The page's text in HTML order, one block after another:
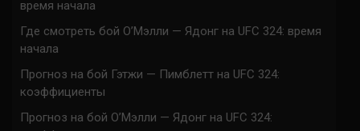
время начала
Где смотреть бой О’Мэлли — Ядонг на UFC 324: время
начала
Прогноз на бой Гэтжи — Пимблетт на UFC 324:
коэффициенты
Прогноз на бой О’Мэлли — Ядонг на UFC 324: